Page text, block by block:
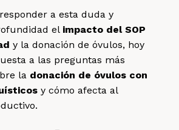
a esta duda y
el impacto del SOP
y la donación de óvulos, hoy
a las preguntas más
la donación de óvulos con
y cómo afecta al